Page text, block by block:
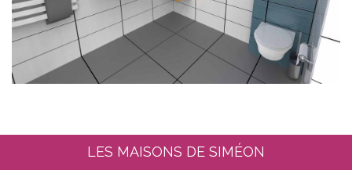
LES MAISONS DE SIMÉON